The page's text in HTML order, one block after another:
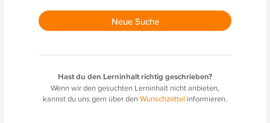
Neue Suche
Hast du den Lerninhalt richtig geschrieben?
Wenn wir den gesuchten Lerninhalt nicht anbieten,
kannst du uns gern über denWunschzettel informieren.